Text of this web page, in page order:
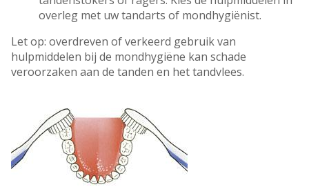
overleg met uw tandarts of mondhygiënist.
Let op: overdreven of verkeerd gebruik van
hulpmiddelen bij de mondhygiëne kan schade
veroorzaken aan de tanden en het tandvlees.